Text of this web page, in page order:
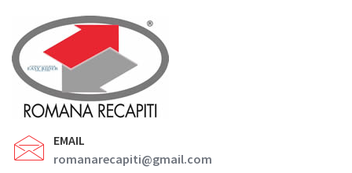
EMAIL
romanarecapiti@gmail.com